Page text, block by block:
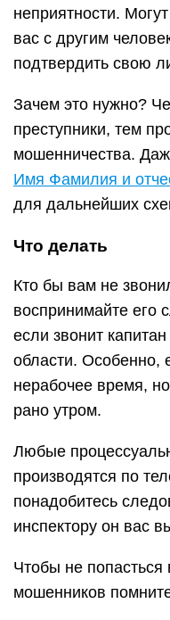
неприятности.
вас с другим
подтвердить свою
Зачем это нужно?
преступники, тем
мошенничества.
Имя Фамилия и
для дальнейших
Что делать
Кто бы вам не
воспринимайте его
если звонит
области. Особенно,
нерабочее время,
рано утром.
Любые
производятся по
понадобитесь
инспектору он вас
Чтобы не
мошенников